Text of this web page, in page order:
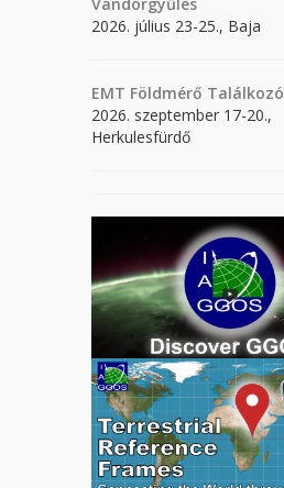
2026. július 23-25., Baja
EMT Földmérő Találkozó
2026. szeptember 17-20.,
Herkulesfürdő